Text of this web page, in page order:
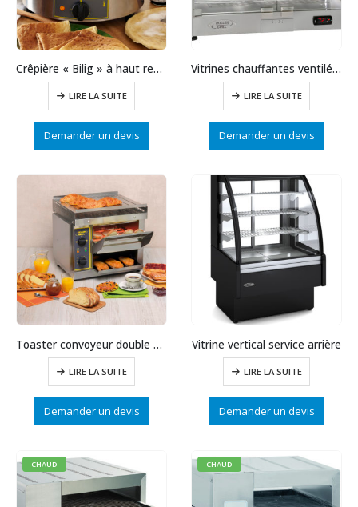
Crêpière « Bilig » à haut rendement 400mm
LIRE LA SUITE
Demander un devis
Vitrines chauffantes ventilées panoramiques 3 niveaux
LIRE LA SUITE
Demander un devis
Toaster convoyeur double sortie
LIRE LA SUITE
Demander un devis
Vitrine vertical service arrière
LIRE LA SUITE
Demander un devis
CHAUD CHAUD